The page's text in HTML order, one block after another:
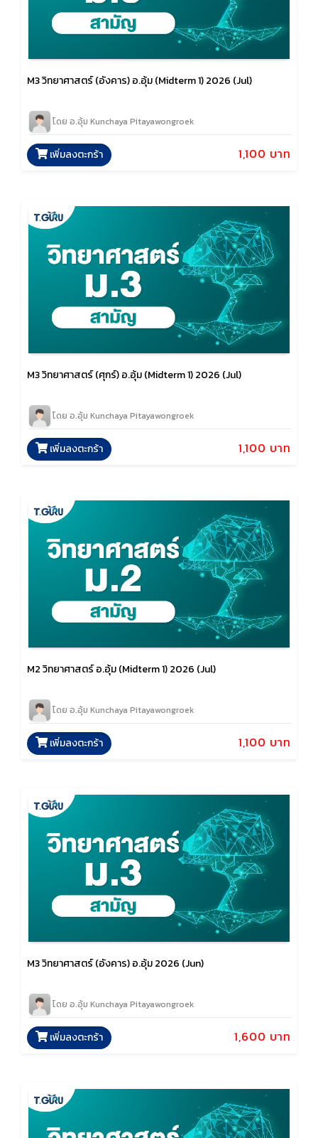
M3 วิทยาศาสตร์ (อังคาร) อ.อุ้ม (Midterm 1) 2026 (Jul)
โดย อ.อุ้ม Kunchaya Pitayawongroek
1,100 บาท
เพิ่มลงตะกร้า
M3 วิทยาศาสตร์ (ศุกร์) อ.อุ้ม (Midterm 1) 2026 (Jul)
โดย อ.อุ้ม Kunchaya Pitayawongroek
1,100 บาท
เพิ่มลงตะกร้า
M2 วิทยาศาสตร์ อ.อุ้ม (Midterm 1) 2026 (Jul)
โดย อ.อุ้ม Kunchaya Pitayawongroek
1,100 บาท
เพิ่มลงตะกร้า
M3 วิทยาศาสตร์ (อังคาร) อ.อุ้ม 2026 (Jun)
โดย อ.อุ้ม Kunchaya Pitayawongroek
1,600 บาท
เพิ่มลงตะกร้า